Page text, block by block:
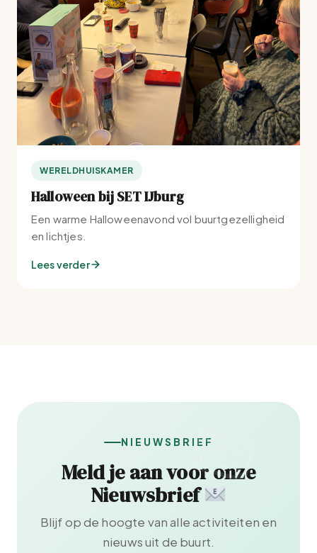
WERELDHUISKAMER
Halloween bij SET IJburg
Een warme Halloweenavond vol buurtgezelligheid
en lichtjes.
Lees verder
NIEUWSBRIEF
Meld je aan voor onze
Nieuwsbrief
Blijf op de hoogte van alle activiteiten en
nieuws uit de buurt.